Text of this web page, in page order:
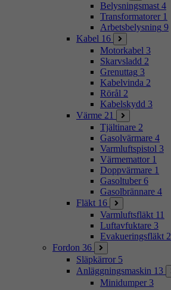
Belysningsmast 4
Transformatorer 1
Arbetsbelysning 9
Kabel 16
Motorkabel 3
Skarvsladd 2
Grenuttag 3
Kabelvinda 2
Rörål 2
Kabelskydd 3
Värme 21
Tjältinare 2
Gasolvärmare 4
Varmluftspistol 3
Värmemattor 1
Doppvärmare 1
Gasoltuber 6
Gasolbrännare 4
Fläkt 16
Varmluftsfläkt 11
Luftavfuktare 3
Evakueringsfläkt 2
Fordon 36
Släpkärror 5
Anläggningsmaskin 13
Minidumper 3